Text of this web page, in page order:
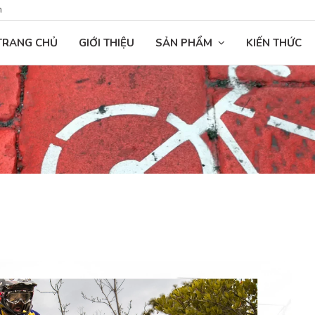
CHỦ GIỚI THIỆU SẢN PHẨM KIẾN THỨC